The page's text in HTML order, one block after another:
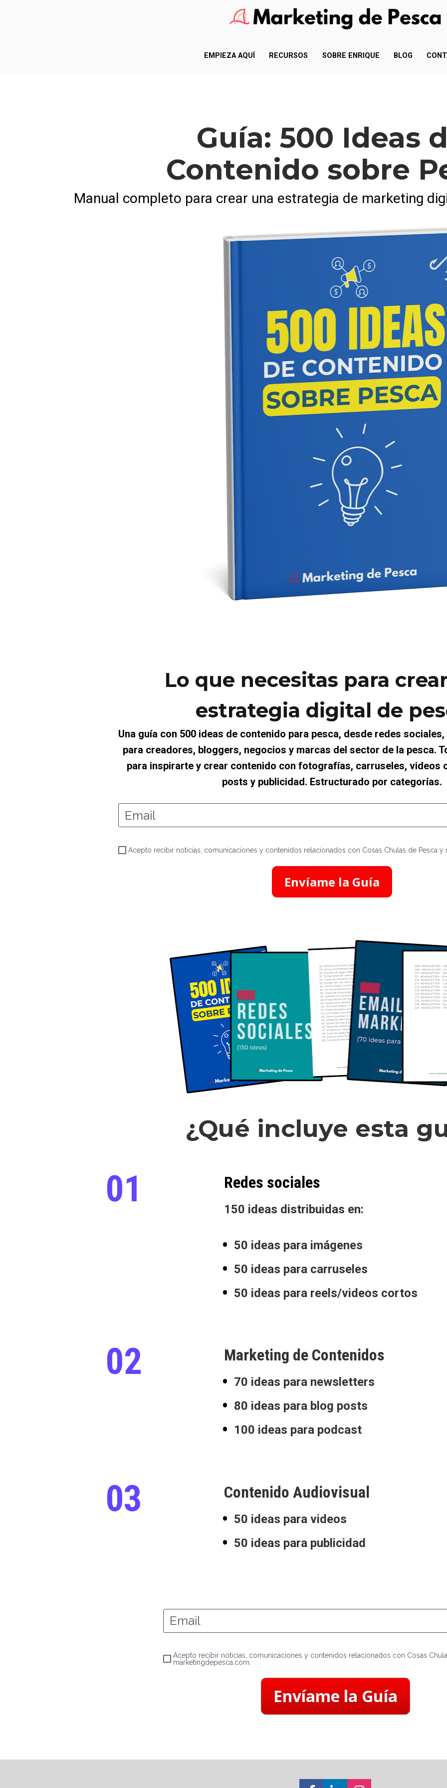
EMPIEZA AQUÍ RECURSOS SOBRE ENRIQUE BLOG
Guía: 500 Ideas
Contenido sobre
Manual completo para crear una estrategia de marketing
Lo que necesitas para
estrategia digital de
Una guía con 500 ideas de contenido para pesca, desde redes
para creadores, bloggers, negocios y marcas del sector de la pesca.
para inspirarte y crear contenido con fotografías, carruseles, videos
posts y publicidad. Estructurado por categorías.
Email
Acepto recibir noticias, comunicaciones y contenidos relacionados con Cosas Chulas de Pesca y
Envíame la Guía
¿Qué incluye esta
01 Redes sociales
150 ideas distribuidas en:
50 ideas para imágenes
50 ideas para carruseles
50 ideas para reels/videos cortos
02 Marketing de Contenidos
70 ideas para newsletters
80 ideas para blog posts
100 ideas para podcast
03 Contenido Audiovisual
50 ideas para videos
50 ideas para publicidad
Email
Acepto recibir noticias, comunicaciones y contenidos relacionados con Cosas
marketingdepesca.com.
Envíame la Guía